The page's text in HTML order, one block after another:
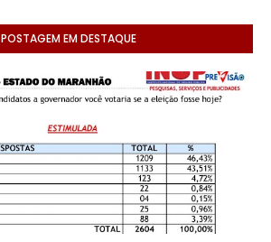
POSTAGEM EM DESTAQUE